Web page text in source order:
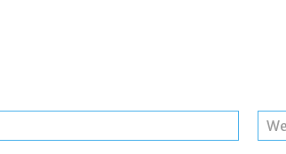
Email:*